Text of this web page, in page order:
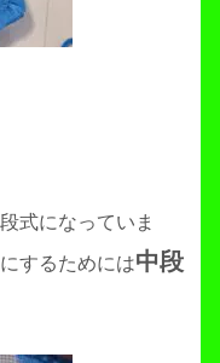
式になっていま
するためには中段